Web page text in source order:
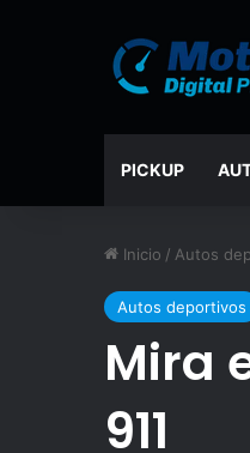
PICKUP
Inicio / Autos
Autos deportivos
Mira
911